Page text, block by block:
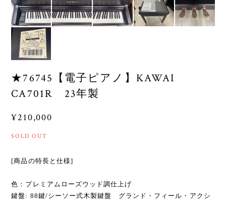
★76745【電子ピアノ】KAWAI
CA701R 23年製
¥210,000
SOLD OUT
[商品の特長と仕様]
色：プレミアムローズウッド調仕上げ
鍵盤: 88鍵/シーソー式木製鍵盤 グランド・フィール・アクシ